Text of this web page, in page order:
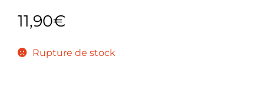
11,90€
Rupture de stock